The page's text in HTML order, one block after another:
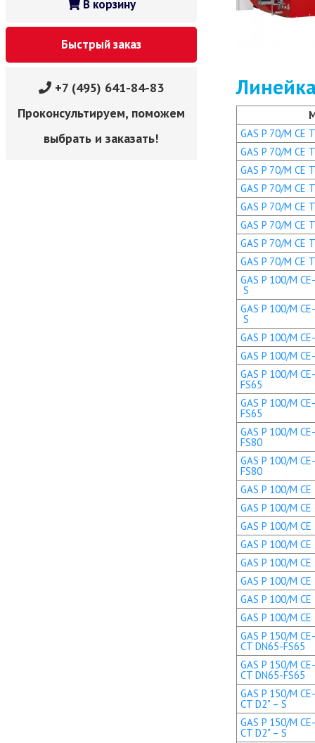
В корзину
Быстрый заказ
+7 (495) 641-84-83
Проконсультируем, поможем
выбрать и заказать!
GAS P 70/M CE
GAS P 70/M CE
GAS P 70/M CE
GAS P 70/M CE
GAS P 70/M CE
GAS P 70/M CE
GAS P 70/M CE
GAS P 70/M CE
GAS P 100/M
S
GAS P 100/M
S
GAS P 100/M
GAS P 100/M
GAS P 100/M
FS65
GAS P 100/M
FS65
GAS P 100/M
FS80
GAS P 100/M
FS80
GAS P 100/M
GAS P 100/M
GAS P 100/M
GAS P 100/M
GAS P 100/M CE
GAS P 100/M
GAS P 100/M
GAS P 100/M
GAS P 150/M
CT DN65-FS65
GAS P 150/M
CT DN65-FS65
GAS P 150/M
CT D2" – S
GAS P 150/M
CT D2" – S